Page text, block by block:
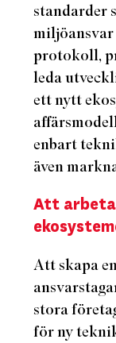
standarder
protokoll,
leda
ett nytt
enbart
även
Att
Att skapa
stora
för ny